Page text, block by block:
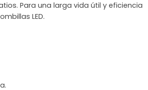
Para una larga vida útil y eficiencia
LED.